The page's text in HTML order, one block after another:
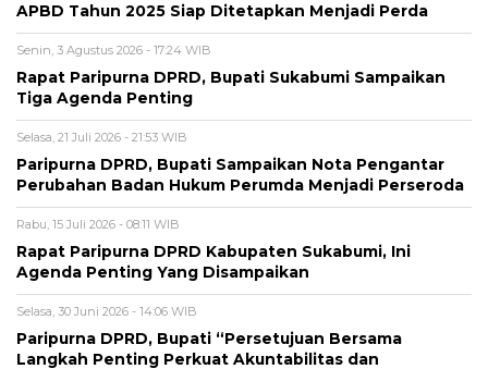
APBD Tahun 2025 Siap Ditetapkan Menjadi Perda
Senin, 3 Agustus 2026 - 17:24 WIB
Rapat Paripurna DPRD, Bupati Sukabumi Sampaikan
Tiga Agenda Penting
Selasa, 21 Juli 2026 - 21:53 WIB
Paripurna DPRD, Bupati Sampaikan Nota Pengantar
Perubahan Badan Hukum Perumda Menjadi Perseroda
Rabu, 15 Juli 2026 - 08:11 WIB
Rapat Paripurna DPRD Kabupaten Sukabumi, Ini
Agenda Penting Yang Disampaikan
Selasa, 30 Juni 2026 - 14:06 WIB
Paripurna DPRD, Bupati “Persetujuan Bersama
Langkah Penting Perkuat Akuntabilitas dan